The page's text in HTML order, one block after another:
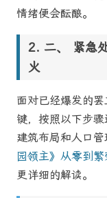
情绪便会酝酿。
二、 紧急
火
面对已经爆发的
键，按照以下步
建筑布局和人口
园领主》从零到
更详细的解读。